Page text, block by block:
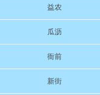
益农
瓜沥
衙前
新街